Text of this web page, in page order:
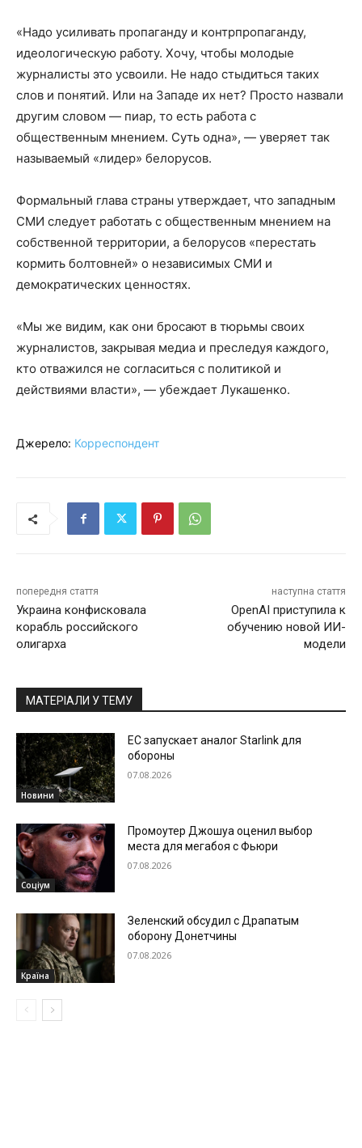
«Надо усиливать пропаганду и контрпропаганду,
идеологическую работу. Хочу, чтобы молодые
журналисты это усвоили. Не надо стыдиться таких
слов и понятий. Или на Западе их нет? Просто назвали
другим словом — пиар, то есть работа с
общественным мнением. Суть одна», — уверяет так
называемый «лидер» белорусов.
Формальный глава страны утверждает, что западным
СМИ следует работать с общественным мнением на
собственной территории, а белорусов «перестать
кормить болтовней» о независимых СМИ и
демократических ценностях.
«Мы же видим, как они бросают в тюрьмы своих
журналистов, закрывая медиа и преследуя каждого,
кто отважился не согласиться с политикой и
действиями власти», — убеждает Лукашенко.
Джерело: Корреспондент
попередня стаття
Украина конфисковала
корабль российского
олигарха
наступна стаття
OpenAI приступила к
обучению новой ИИ-
модели
МАТЕРІАЛИ У ТЕМУ
Новини
ЕС запускает аналог Starlink для
обороны
07.08.2026
Соціум
Промоутер Джошуа оценил выбор
места для мегабоя с Фьюри
07.08.2026
Країна
Зеленский обсудил с Драпатым
оборону Донетчины
07.08.2026